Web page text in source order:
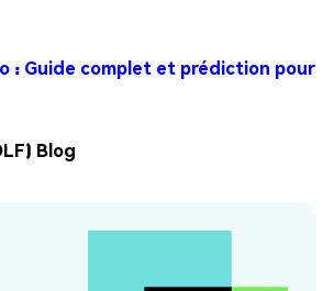
: Guide complet et prédiction pour
Blog